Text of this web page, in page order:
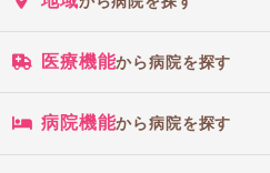
医療機能から病院を探す
病院機能から病院を探す